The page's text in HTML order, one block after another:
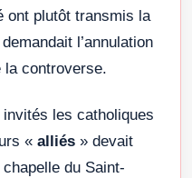
ont plutôt transmis la
l’annulation
la controverse.
les catholiques
« alliés » devait
du Saint-